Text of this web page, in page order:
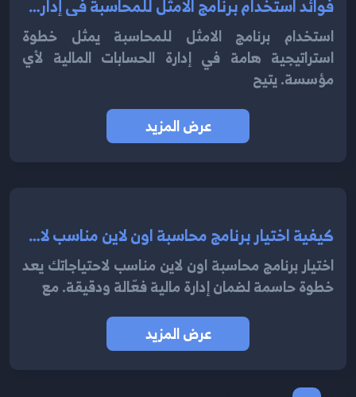
فوائد استخدام برنامج الامثل للمحاسبة في إدارة الحسابات 2024
استخدام برنامج الامثل للمحاسبة يمثل خطوة
استراتيجية هامة في إدارة الحسابات المالية لأي
مؤسسة. يتيح
عرض المزيد
كيفية اختيار برنامج محاسبة اون لاين مناسب لاحتياجاتك 2024
اختيار برنامج محاسبة اون لاين مناسب لاحتياجاتك يعد
خطوة حاسمة لضمان إدارة مالية فعّالة ودقيقة. مع
عرض المزيد